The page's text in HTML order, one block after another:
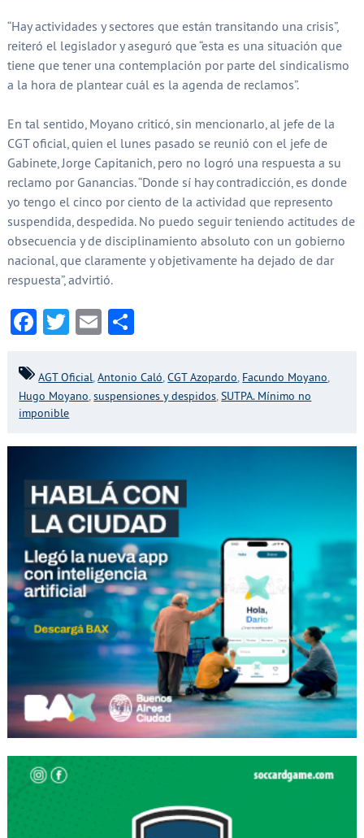
“Hay actividades y sectores que están transitando una crisis”,
reiteró el legislador y aseguró que “esta es una situación que
tiene que tener una contemplación por parte del sindicalismo
a la hora de plantear cuál es la agenda de reclamos”.
En tal sentido, Moyano criticó, sin mencionarlo, al jefe de la
CGT oficial, quien el lunes pasado se reunió con el jefe de
Gabinete, Jorge Capitanich, pero no logró una respuesta a su
reclamo por Ganancias. “Donde sí hay contradicción, es donde
yo tengo el cinco por ciento de la actividad que represento
suspendida, despedida. No puedo seguir teniendo actitudes de
obsecuencia y de disciplinamiento absoluto con un gobierno
nacional, que claramente y objetivamente ha dejado de dar
respuesta”, advirtió.
Facebook
Twitter
EmailCompartir
AGT Oficial,Antonio Caló,CGT Azopardo, Facundo Moyano,
Hugo Moyano,suspensiones y despidos,SUTPA. Mínimo no
imponible